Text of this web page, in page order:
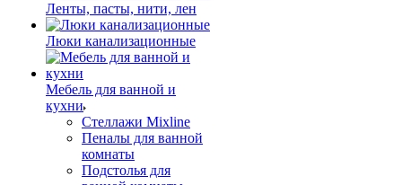
Ленты, пасты, нити, лен
Люки канализационные
Мебель для ванной и
кухни
Стеллажи Mixline
Пеналы для ванной
комнаты
Подстолья для